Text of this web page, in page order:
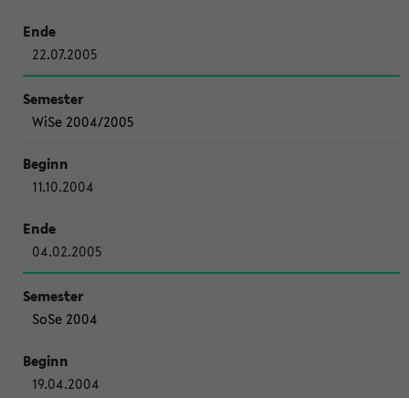
22.07.2005
WiSe 2004/2005
11.10.2004
04.02.2005
SoSe 2004
19.04.2004